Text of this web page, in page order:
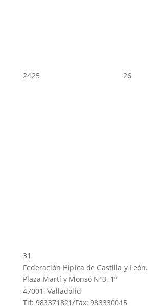
2425 26
31
Federación Hípica de Castilla y León.
Plaza Martí y Monsó Nº3, 1º
47001, Valladolid
Tlf: 983371821/Fax: 983330045